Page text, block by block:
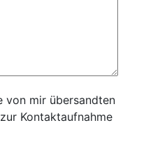
von mir übersandten
zur Kontaktaufnahme